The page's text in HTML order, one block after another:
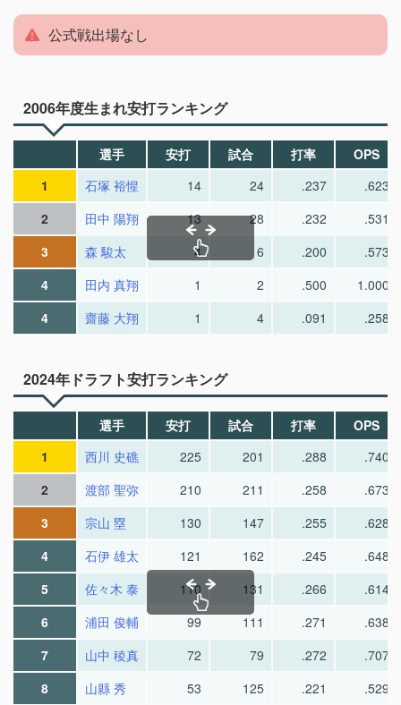
公式戦出場なし
2006年度生まれ安打ランキング
選手 安打 試合 打率
OPS
1
石塚 裕惺 14 24 .237
.623
2
田中 陽翔 13 28 .232
.531
3
森 駿太 4 6 .200
.573
4
田内 真翔 1 2 .500
1.000
4
齋藤 大翔 1 4 .091 .258
2024年ドラフト安打ランキング
選手 安打 試合 打率
OPS
1
西川 史礁 225 201 .288
.740
2
渡部 聖弥 210 211 .258
.673
3
宗山 塁 130 147 .255
.628
4
石伊 雄太 121 162 .245
.648
5
佐々木 泰 110 131 .266
.614
6
浦田 俊輔 99 111 .271
.638
7
山中 稜真 72 79 .272
.707
8
山縣 秀 53 125 .221
.529